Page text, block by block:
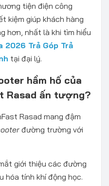
tiện điện công
kiệm giúp khách hàng
hơn, nhất là khi tìm hiểu
2026 Trả Góp Trả
tại đại lý.
hầm hố của
Rasad ấn tượng?
Rasad mang đậm
đường trường với
giới thiệu các đường
hóa tính khí động học.